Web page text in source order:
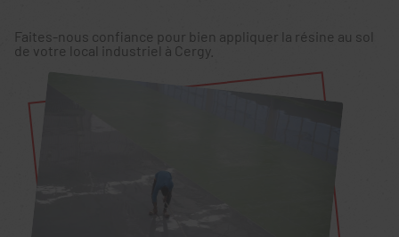
Faites-nous confiance pour bien appliquer la résine au sol
de votre local industriel à Cergy.